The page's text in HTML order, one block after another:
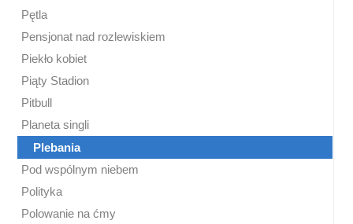
Pętla
Pensjonat nad rozlewiskiem
Piekło kobiet
Piąty Stadion
Pitbull
Planeta singli
Plebania
Pod wspólnym niebem
Polityka
Polowanie na ćmy